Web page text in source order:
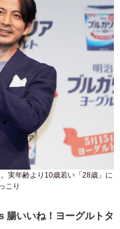
実年齢より10歳若い「28歳」に
こり
腸いいね！ヨーグルトタ